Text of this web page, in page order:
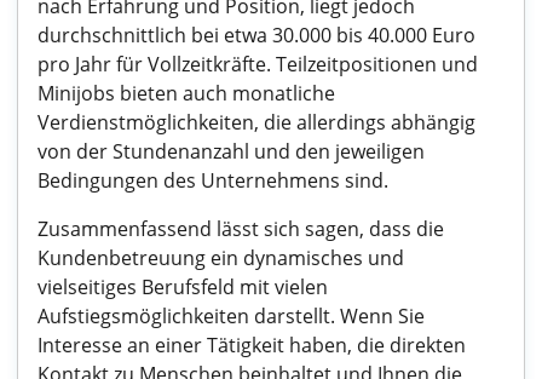
nach Erfahrung und Position, liegt jedoch
durchschnittlich bei etwa 30.000 bis 40.000 Euro
pro Jahr für Vollzeitkräfte. Teilzeitpositionen und
Minijobs bieten auch monatliche
Verdienstmöglichkeiten, die allerdings abhängig
von der Stundenanzahl und den jeweiligen
Bedingungen des Unternehmens sind.
Zusammenfassend lässt sich sagen, dass die
Kundenbetreuung ein dynamisches und
vielseitiges Berufsfeld mit vielen
Aufstiegsmöglichkeiten darstellt. Wenn Sie
Interesse an einer Tätigkeit haben, die direkten